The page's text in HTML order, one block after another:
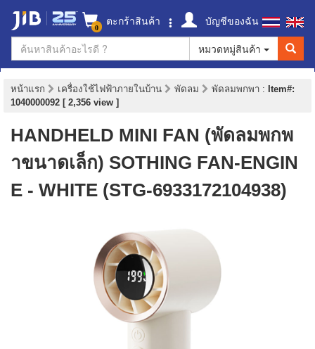
0 ตะกร้าสินค้า
บัญชีของฉัน
หมวดหมู่สินค้า
หน้าแรก เครื่องใช้ไฟฟ้าภายในบ้าน พัดลม พัดลมพกพา : Item#:
1040000092 [ 2,356 view ]
HANDHELD MINI FAN (พัดลมพกพ
าขนาดเล็ก) SOTHING FAN-ENGIN
E - WHITE (STG-6933172104938)